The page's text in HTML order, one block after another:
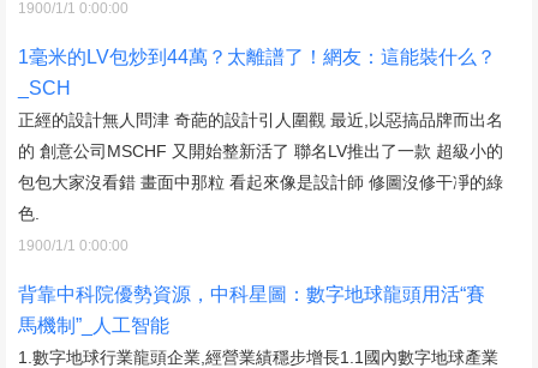
1900/1/1 0:00:00
1毫米的LV包炒到44萬？太離譜了！網友：這能裝什么？
_SCH
正經的設計無人問津 奇葩的設計引人圍觀 最近,以惡搞品牌而出名
的 創意公司MSCHF 又開始整新活了 聯名LV推出了一款 超級小的
包包大家沒看錯 畫面中那粒 看起來像是設計師 修圖沒修干凈的綠
色.
1900/1/1 0:00:00
背靠中科院優勢資源，中科星圖：數字地球龍頭用活“賽
馬機制”_人工智能
1.數字地球行業龍頭企業,經營業績穩步增長1.1國內數字地球產業